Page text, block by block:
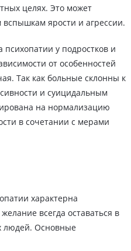
целях. Это может
ярости и агрессии.
у подростков и
от особенностей
Так как больные склонны к
и суицидальным
на нормализацию
в сочетании с мерами
характерна
всегда оставаться в
людей. Основные